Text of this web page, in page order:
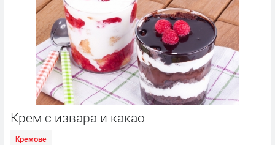
Крем с извара и какао
Кремове